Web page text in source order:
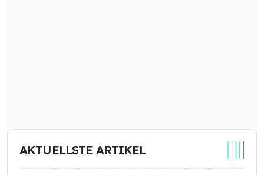
AKTUELLSTE ARTIKEL